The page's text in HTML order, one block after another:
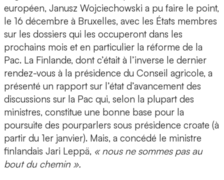
européen, Janusz Wojciechowski a pu faire le point,
le 16 décembre à Bruxelles, avec les États membres
sur les dossiers qui les occuperont dans les
prochains mois et en particulier la réforme de la
Pac. La Finlande, dont c’était à l’inverse le dernier
rendez-vous à la présidence du Conseil agricole, a
présenté un rapport sur l’état d’avancement des
discussions sur la Pac qui, selon la plupart des
ministres, constitue une bonne base pour la
poursuite des pourparlers sous présidence croate (à
partir du 1er janvier). Mais, a concédé le ministre
finlandais Jari Leppä, « nous ne sommes pas au
bout du chemin ».